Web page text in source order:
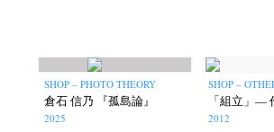
photographers' gallery
Rintaro Kameoka (32)
SHOP – PHOTO THEORY
倉石 信乃 『孤島論』
2025
SHOP –
「組立」—
2012